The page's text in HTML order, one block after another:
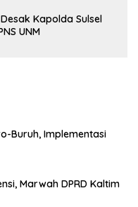
Kapolda Sulsel
UNM
Buruh, Implementasi
Marwah DPRD Kaltim